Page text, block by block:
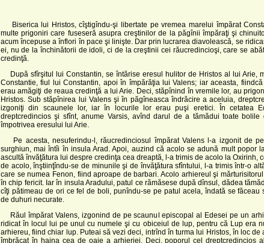
Biserica lui Hristos, cîştigîndu-şi libertate pe vremea marelui împărat
multe prigoniri care fuseseră asupra creştinilor de la păgînii împăraţi şi
acum începuse a înflori în pace şi linişte. Dar prin lucrarea diavolească, se
ei, nu de la închinătorii de idoli, ci de la creştinii cei răucredincioşi, care se
credinţă.
După sfîrşitul lui Constantin, se întărise eresul hulitor de Hristos al lui Arie,
Constantie, fiul lui Constantin, apoi în împărăţia lui Valens; iar aceasta,
erau amăgiţi de reaua credinţă a lui Arie. Deci, stăpînind în vremile lor, au
Hristos. Sub stăpînirea lui Valens şi în păgîneasca îndrăcire a aceluia,
izgoniţi din scaunele lor, iar în locurile lor erau puşi eretici. În cetatea
dreptcredincios şi sfînt, anume Varsis, avînd darul de a tămădui toate bolile
împotrivea eresului lui Arie.
Pe acesta, nesuferindu-l, răucredinciosul împărat Valens l-a izgonit de
surghiun, mai întîi în insula Arad. Apoi, auzind că acolo se adună mult popor
ascultă învăţătura lui despre credinţa cea dreaptă, l-a trimis de acolo la Oxirinh,
de acolo, înştiinţîndu-se de minunile şi de învăţătura sfîntului, l-a trimis într-o
care se numea Fenon, fiind aproape de barbari. Acolo arhiereul şi
în chip fericit. Iar în insula Aradului, patul ce rămăsese după dînsul, dădea
cîţi pătimeau de ori ce fel de boli, punîndu-se pe patul acela, îndată se făceau
de duhuri necurate.
Răul împărat Valens, izgonind de pe scaunul episcopal al Edesei pe un
ridicat în locul lui pe unul cu numele şi cu obiceiul de lup, pentru că Lup era
arhiereu, fiind chiar lup. Puteai să vezi deci, intrînd în turma lui Hristos, în loc de
îmbrăcat în haina cea de oaie a arhieriei. Deci, poporul cel dreptcredincios